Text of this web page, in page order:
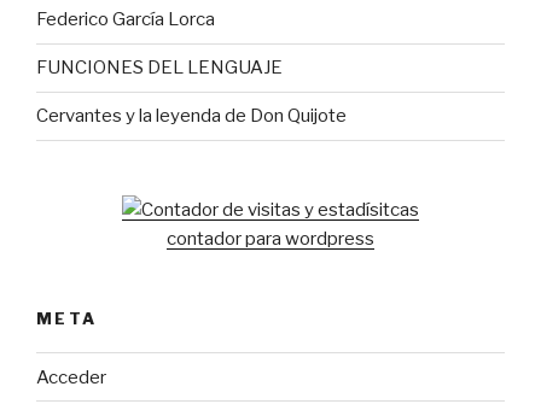
Federico García Lorca
FUNCIONES DEL LENGUAJE
Cervantes y la leyenda de Don Quijote
contador para wordpress
META
Acceder